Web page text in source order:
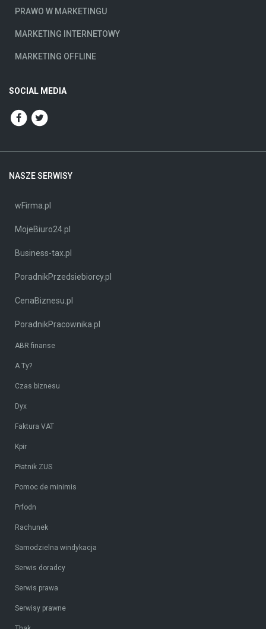
PRAWO W MARKETINGU
MARKETING INTERNETOWY
MARKETING OFFLINE
SOCIAL MEDIA
NASZE SERWISY
wFirma.pl
MojeBiuro24.pl
Business-tax.pl
PoradnikPrzedsiebiorcy.pl
CenaBiznesu.pl
PoradnikPracownika.pl
ABR finanse
A Ty?
Czas biznesu
Dyx
Faktura VAT
Kpir
Płatnik ZUS
Pomoc de minimis
Prfodn
Rachunek
Samodzielna windykacja
Serwis doradcy
Serwis prawa
Serwisy prawne